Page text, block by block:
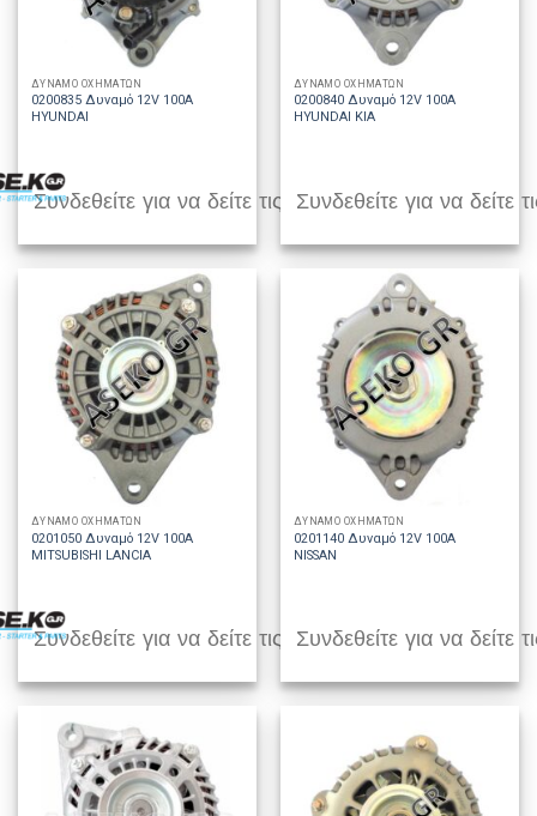
ΔΥΝΑΜΟ ΟΧΗΜΑΤΩΝ
0200835 Δυναμό 12V 100A
HYUNDAI
Συνδεθείτε για να δείτε τις τιμές
ΔΥΝΑΜΟ ΟΧΗΜΑΤΩΝ
0200840 Δυναμό 12V 100A
HYUNDAI KIA
Συνδεθείτε για να δείτε
ΔΥΝΑΜΟ ΟΧΗΜΑΤΩΝ
0201050 Δυναμό 12V 100A
MITSUBISHI LANCIA
Συνδεθείτε για να δείτε τις τιμές
ΔΥΝΑΜΟ ΟΧΗΜΑΤΩΝ
0201140 Δυναμό 12V 100A
NISSAN
Συνδεθείτε για να δείτε